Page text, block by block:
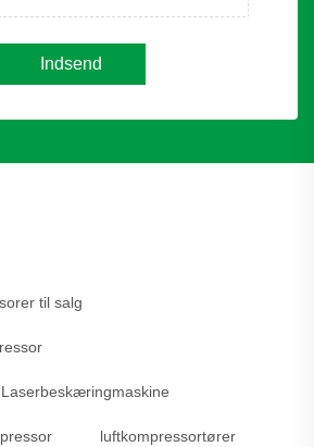
Indsend
til salg
luftkompressortører